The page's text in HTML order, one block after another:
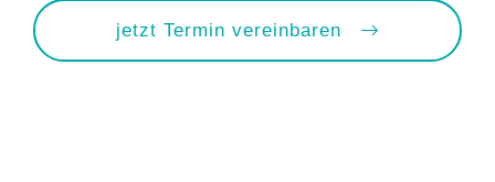
jetzt Termin vereinbaren